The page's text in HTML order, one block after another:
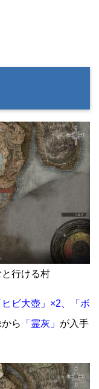
行ける村
ヒビ大壺」×2、「ボ
ら 「霊灰」 が入手